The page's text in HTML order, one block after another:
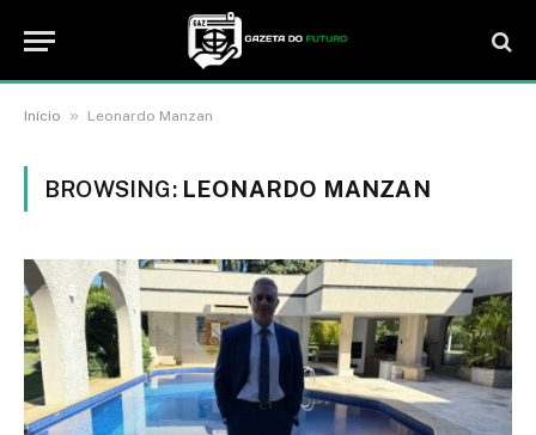
Início » Leonardo Manzan
BROWSING: LEONARDO MANZAN